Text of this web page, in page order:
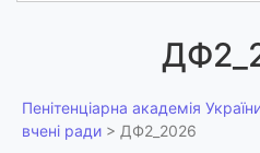
Пенітенціарна академія
вчені ради > ДФ2_2026